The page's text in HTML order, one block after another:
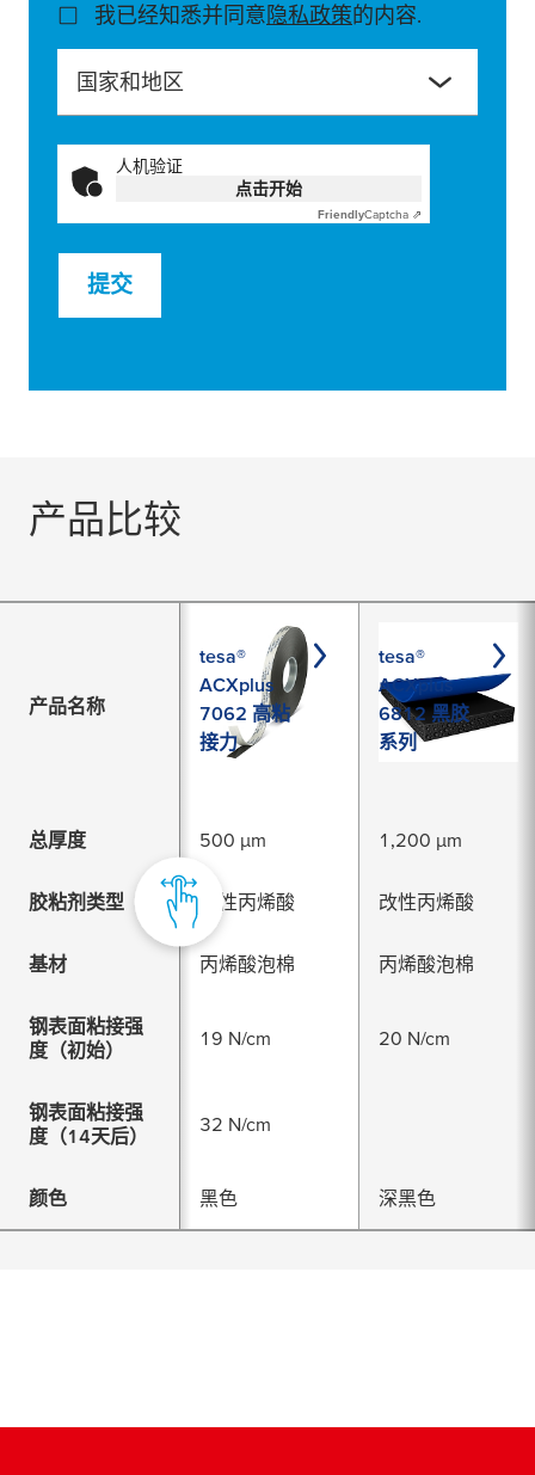
我已经知悉并同意隐私政策的内容.
国家和地区
人机验证
点击开始
FriendlyCaptcha ⇗
提交
产品比较
产品名称
tesa®
ACXplus
7062 高粘
接力
tesa®
ACXplus
6812 黑胶
系列
总厚度 500 µm 1,200 µm
胶粘剂类型 改性丙烯酸 改性丙烯酸
基材 丙烯酸泡棉 丙烯酸泡棉
钢表面粘接强
度（初始）
19 N/cm 20 N/cm
钢表面粘接强
度（14天后）
32 N/cm
颜色 黑色 深黑色